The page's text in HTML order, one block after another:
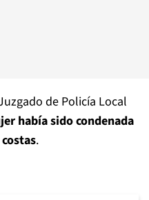
de Policía Local
había sido condenada
.